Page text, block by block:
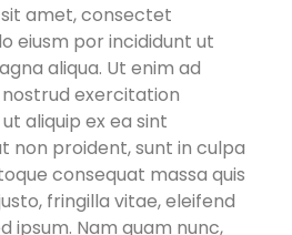
amet, consectet
eiusm por incididunt ut
aliqua. Ut enim ad
nostrud exercitation
aliquip ex ea sint
proident, sunt in culpa
consequat massa quis
fringilla vitae, eleifend
ipsum. Nam quam nunc,